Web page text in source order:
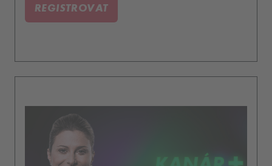
Řeč přišla i na Jelínkovy slavné svěřence.
REGISTROVAT